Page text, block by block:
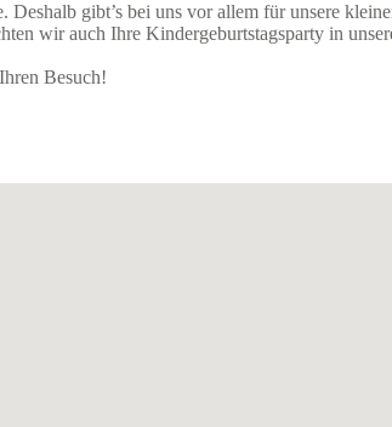
Deshalb gibt’s bei uns vor allem für unsere
wir auch Ihre Kindergeburtstagsparty in
Besuch!